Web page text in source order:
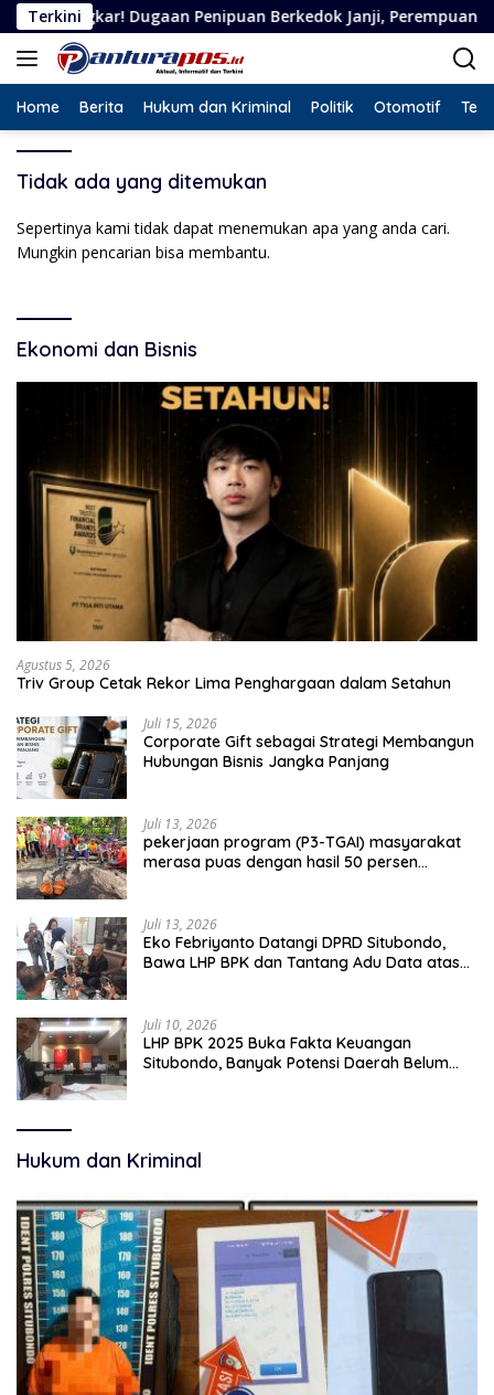
Langsung
ke
konten
Terkini
Dugaan Penipuan Berkedok Janji, Perempuan Asal
Home Berita Hukum dan Kriminal Politik Otomotif
Tidak ada yang ditemukan
Sepertinya kami tidak dapat menemukan apa yang anda cari.
Mungkin pencarian bisa membantu.
Ekonomi dan Bisnis
Agustus 5, 2026
Triv Group Cetak Rekor Lima Penghargaan dalam Setahun
Juli 15, 2026
Corporate Gift sebagai Strategi Membangun
Hubungan Bisnis Jangka Panjang
Juli 13, 2026
pekerjaan program (P3-TGAI) masyarakat
merasa puas dengan hasil 50 persen
Juli 13, 2026
Eko Febriyanto Datangi DPRD Situbondo,
Bawa LHP BPK dan Tantang Adu Data atas
Juli 10, 2026
LHP BPK 2025 Buka Fakta Keuangan
Situbondo, Banyak Potensi Daerah Belum
Hukum dan Kriminal